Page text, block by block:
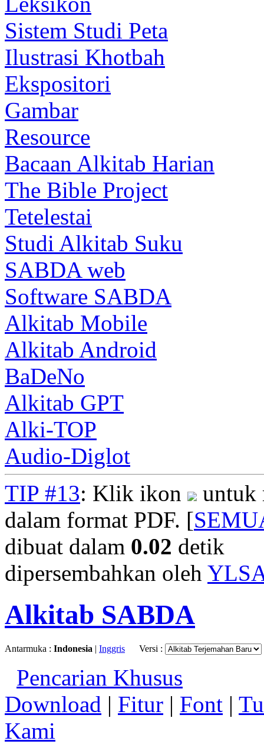
Sistem Studi Peta
Ilustrasi Khotbah
Ekspositori
Gambar
Resource
Bacaan Alkitab Harian
The Bible Project
Tetelestai
Studi Alkitab Suku
SABDA web
Software SABDA
Alkitab Mobile
Alkitab Android
BaDeNo
Alkitab GPT
Alki-TOP
Audio-Diglot
TIP #13: Klik ikon
untuk
dalam format PDF. [
dibuat dalam 0.02 detik
dipersembahkan oleh
Alkitab SABDA
Antarmuka : Indonesia | Inggris Versi :
Pencarian Khusus
Download | Fitur | Font |
Kami